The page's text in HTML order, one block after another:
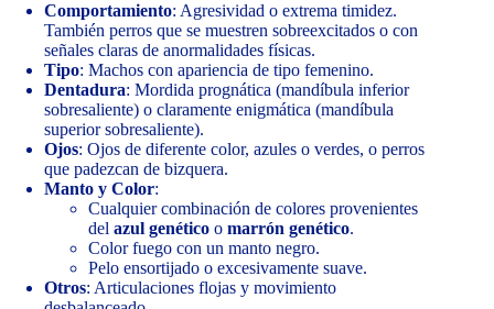
Comportamiento: Agresividad o extrema timidez.
También perros que se muestren sobreexcitados o con
señales claras de anormalidades físicas.
Tipo: Machos con apariencia de tipo femenino.
Dentadura: Mordida prognática (mandíbula inferior
sobresaliente) o claramente enigmática (mandíbula
superior sobresaliente).
Ojos: Ojos de diferente color, azules o verdes, o perros
que padezcan de bizquera.
Manto y Color:
Cualquier combinación de colores provenientes
del azul genético o marrón genético.
Color fuego con un manto negro.
Pelo ensortijado o excesivamente suave.
Otros: Articulaciones flojas y movimiento